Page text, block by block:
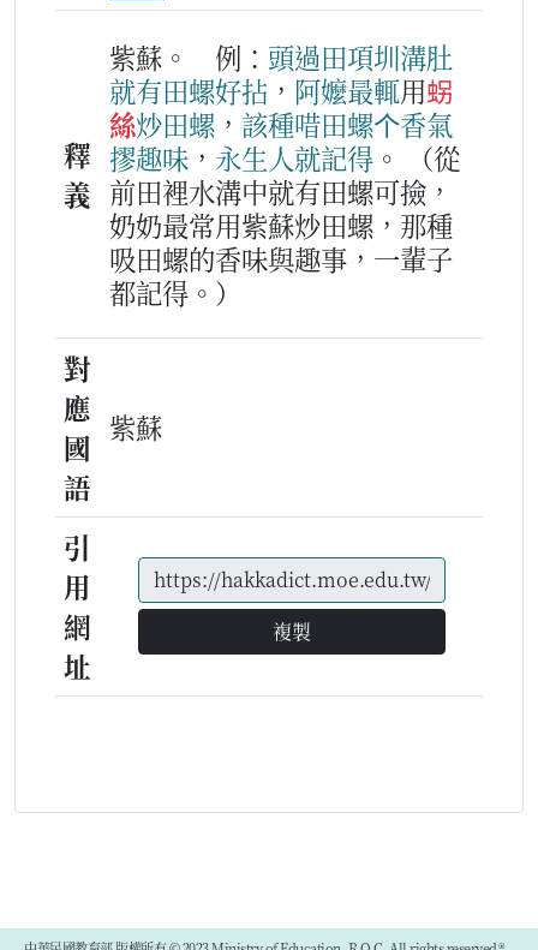
釋
義
紫蘇。 例： 頭過田項圳溝肚
就有田螺好拈 ， 阿嬤最輒用𧊅
絲炒田螺 ， 該種唶田螺个香氣
摎趣味 ， 永生 人就記得 。
（從
前田裡水溝中就有田螺可撿，
奶奶最常用紫蘇炒田螺，那種
吸田螺的香味與趣事，一輩子
都記得。）
對
應
國
語
紫蘇
引
用
網
址
複製